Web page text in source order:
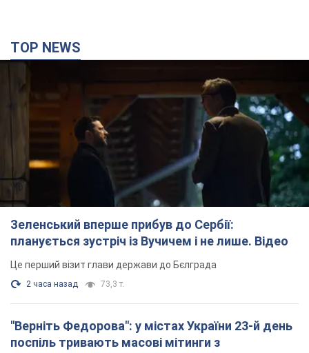
TOP NEWS
Зеленський вперше прибув до Сербії:
планується зустріч із Вучичем і не лише. Відео
Це перший візит глави держави до Бєлграда
2 часа назад 73,3 т.
"Верніть Федорова": у містах України 23-й день
поспіль тривають масові мітинги з